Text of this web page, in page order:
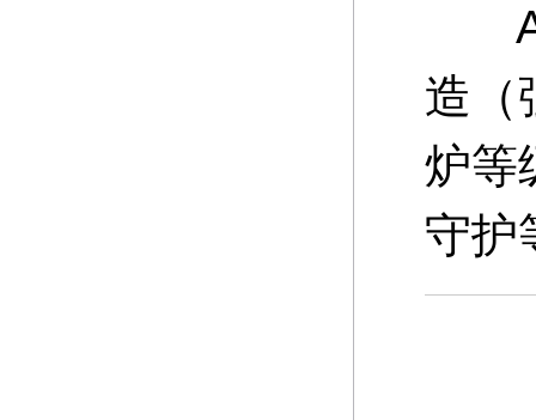
A
造（
炉等
守护